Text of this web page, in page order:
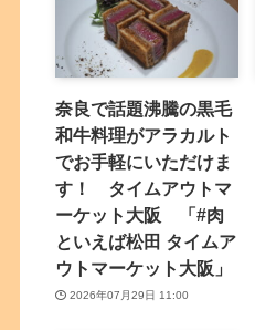
奈良で話題沸騰の黒毛
和牛料理がアラカルト
でお手軽にいただけま
す！ タイムアウトマ
ーケット大阪 「#肉
といえば松田 タイムア
ウトマーケット大阪」
2026年07月29日 11:00